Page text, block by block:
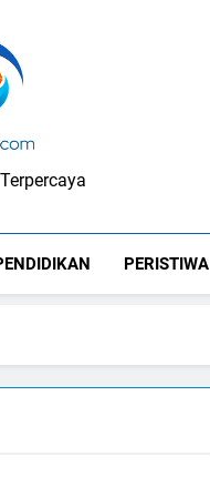
PERISTIWA